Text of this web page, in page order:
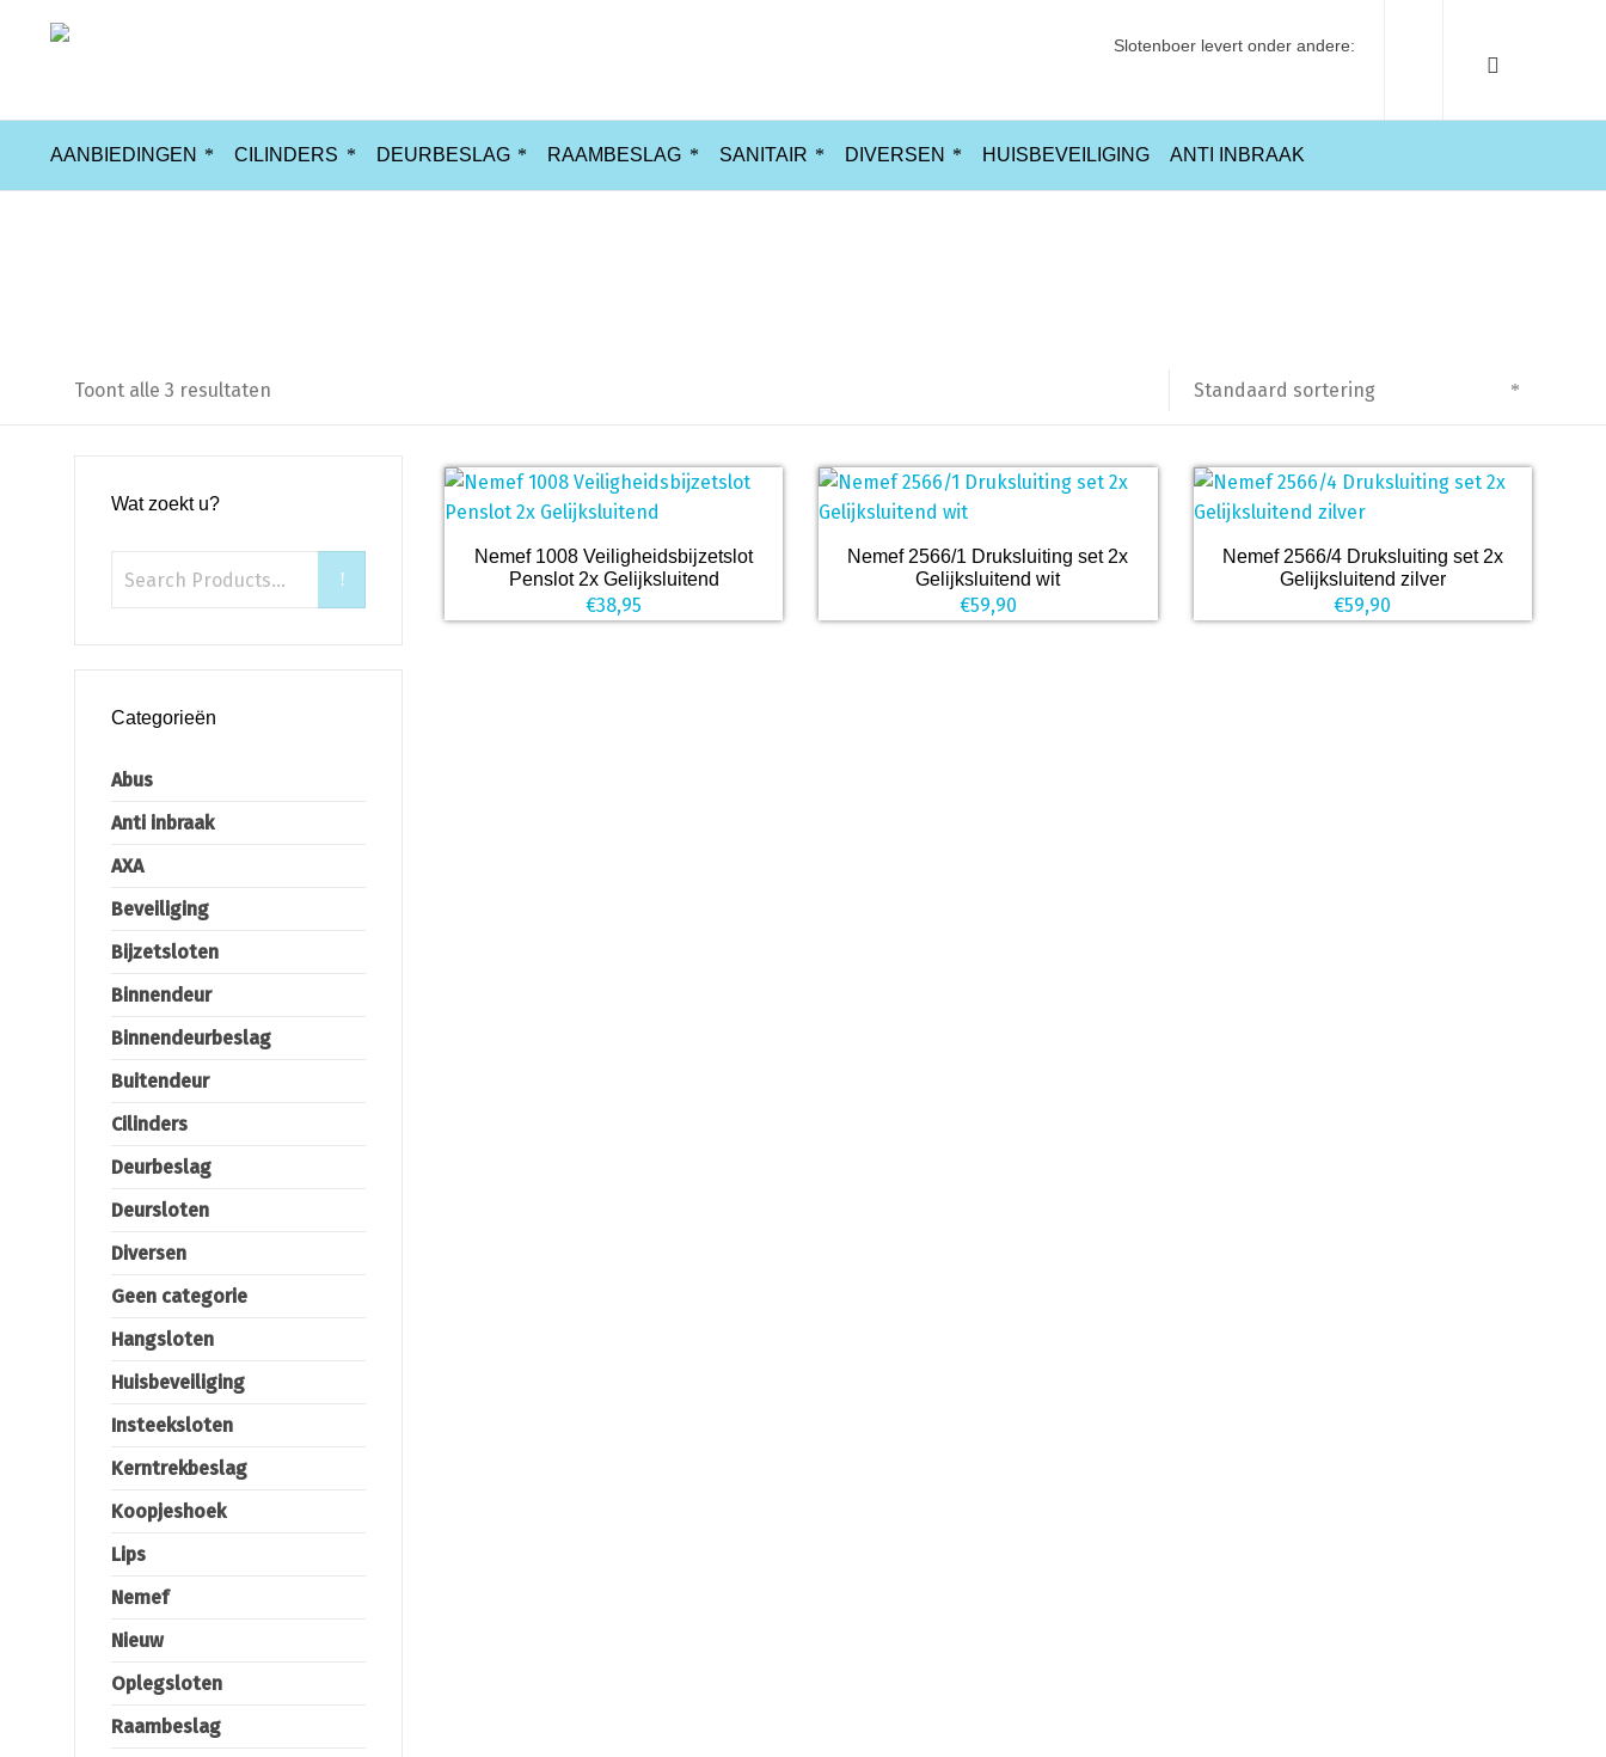
Slotenboer levert onder andere:
AANBIEDINGEN CILINDERS DEURBESLAG RAAMBESLAG SANITAIR DIVERSEN HUISBEVEILIGING ANTI INBRAAK
Toont alle 3 resultaten Standaard sortering
Nemef 1008 Veiligheidsbijzetslot
Penslot 2x Gelijksluitend
€38,95
Nemef 2566/1 Druksluiting set 2x
Gelijksluitend wit
€59,90
Nemef 2566/4 Druksluiting set 2x
Gelijksluitend zilver
€59,90
Wat zoekt u?
Categorieën
Abus
Anti inbraak
AXA
Beveiliging
Bijzetsloten
Binnendeur
Binnendeurbeslag
Buitendeur
Cilinders
Deurbeslag
Deursloten
Diversen
Geen categorie
Hangsloten
Huisbeveiliging
Insteeksloten
Kerntrekbeslag
Koopjeshoek
Lips
Nemef
Nieuw
Oplegsloten
Raambeslag